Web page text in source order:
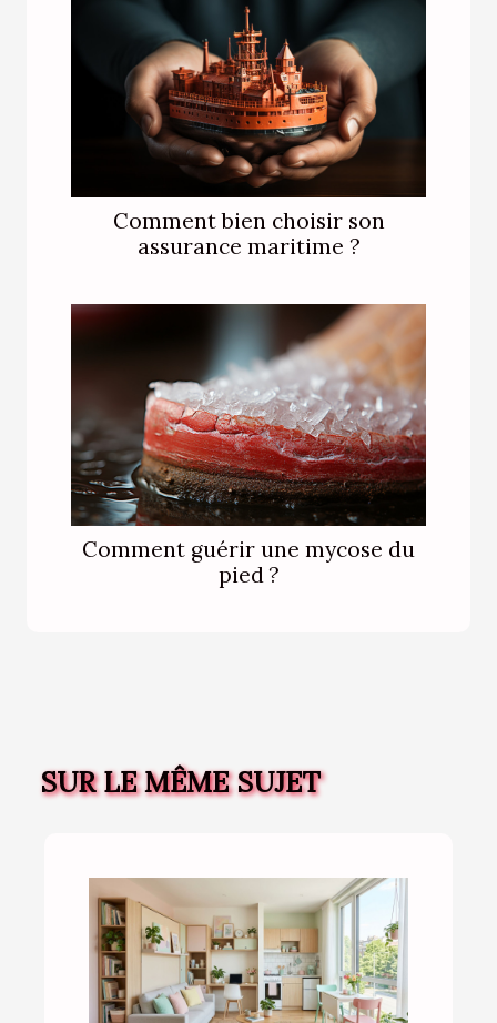
Comment bien choisir son
assurance maritime ?
Comment guérir une mycose du
pied ?
SUR LE MÊME SUJET